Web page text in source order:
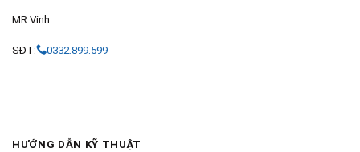
MR.Vinh
SĐT: 0332.899.599
HƯỚNG DẪN KỸ THUẬT